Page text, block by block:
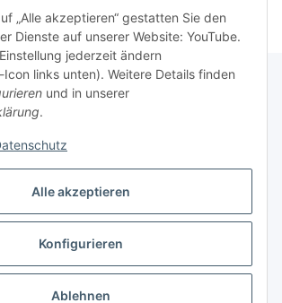
Alle akzeptieren
Konfigurieren
Ablehnen
„Alle akzeptieren“ gestatten Sie den
Dienste auf unserer Website: YouTube.
jederzeit ändern
links unten). Weitere Details finden
und in unserer
.
Vertrag widerrufen
USt., zzgl.Versand